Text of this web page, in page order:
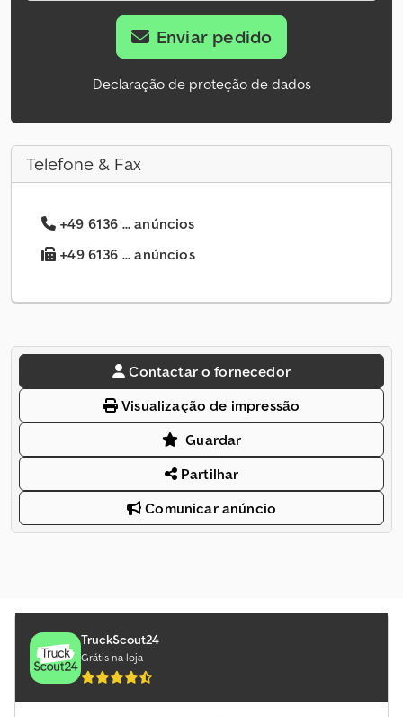
Enviar pedido
Declaração de proteção de dados
Telefone & Fax
+49 6136 ... anúncios
+49 6136 ... anúncios
Contactar o fornecedor
Visualização de impressão
Guardar
Partilhar
Comunicar anúncio
TruckScout24
Grátis na loja